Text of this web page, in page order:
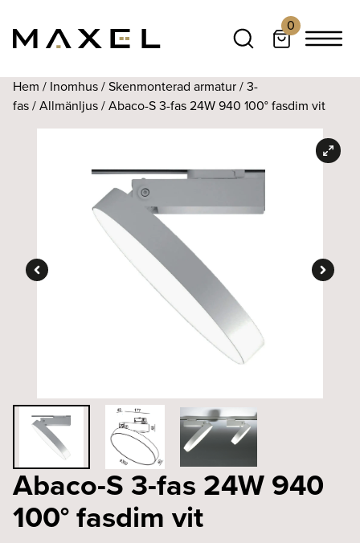
0
Hem / Inomhus/Skenmonterad armatur/3-
fas/Allmänljus/ Abaco-S 3-fas 24W 940 100° fasdim vit
Abaco-S 3-fas 24W 940
100° fasdim vit